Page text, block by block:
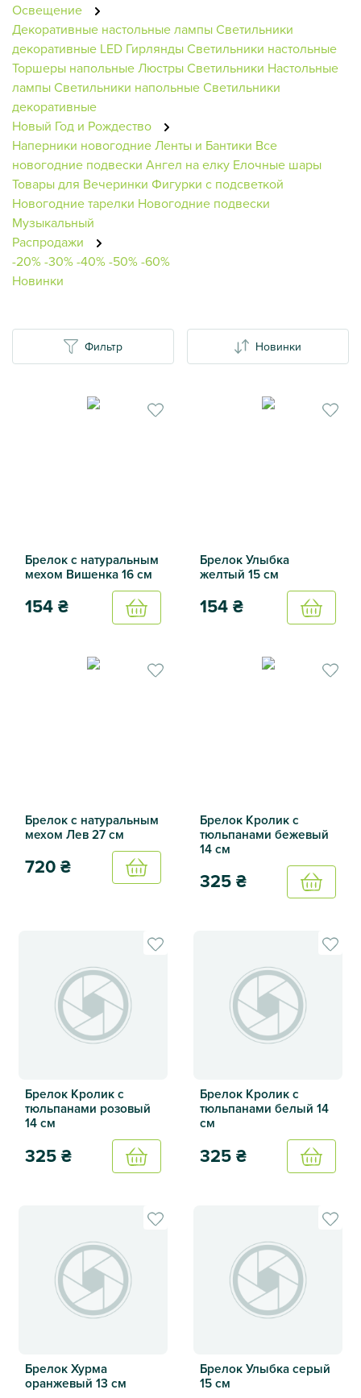
Фильтр Новинки
Брелок с натуральным
мехом Вишенка 16 см
154₴
Купить
Брелок Улыбка
желтый 15 см
154₴
Купить
Брелок с натуральным
мехом Лев 27 см
720₴
Купить
Брелок Кролик с
тюльпанами бежевый
14 см
325₴
Купить
Брелок Кролик с
тюльпанами розовый
14 см
325₴
Купить
Брелок Кролик с
тюльпанами белый 14
см
325₴
Купить
Брелок Хурма
оранжевый 13 см
Брелок Улыбка серый
15 см
Освещение
Декоративные настольные лампыСветильники
декоративные LED ГирляндыСветильники настольные
Торшеры напольныеЛюстрыСветильники Настольные
лампыСветильники напольныеСветильники
декоративные
Новый Год и Рождество
Наперники новогодниеЛенты и Бантики Все
новогодние подвески Ангел на елку Елочные шары
Товары для Вечеринки Фигурки с подсветкой
Новогодние тарелки Новогодние подвески
Музыкальный
Распродажи
-20%-30%-40%-50%-60%
Новинки